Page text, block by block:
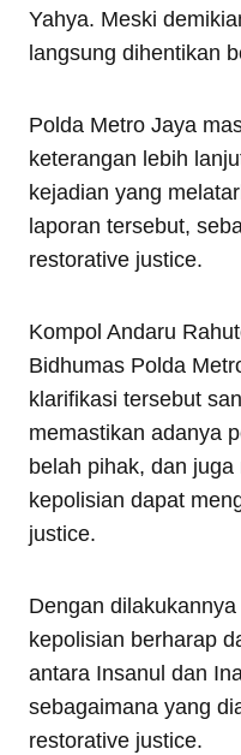
Yahya. Meski
langsung dihentikan
Polda Metro Jaya
keterangan lebih
kejadian yang
laporan tersebut,
restorative justice.
Kompol Andaru
Bidhumas Polda
klarifikasi tersebut
memastikan adanya
belah pihak, dan
kepolisian dapat
justice.
Dengan
kepolisian berharap
antara Insanul dan
sebagaimana yang
restorative justice.